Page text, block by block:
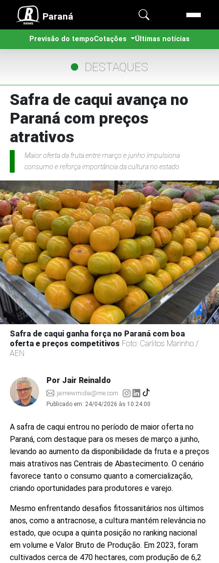
Paraná
Previsão do tempoCotações Últimas notícias
DESTAQUES
Safra de caqui avança no
Paraná com preços
atrativos
Maior oferta da fruta entre março e junho impulsiona
consumo e reforça importância da cultura no estado
Safra de caqui ganha força no Paraná com boa
oferta e preços competitivos Foto: Carlitos Marinho /
AEN
Por Jair Reinaldo
jairnewmidia@me.com
Publicado em: 24/04/2026 às 10:24:00
A safra de caqui entrou no período de maior oferta no
Paraná, com destaque para os meses de março a junho,
levando ao aumento da disponibilidade da fruta e a preços
mais atrativos nas Centrais de Abastecimento. O cenário
favorece tanto o consumo quanto a comercialização,
criando oportunidades para produtores e varejo.
Mesmo enfrentando desafios fitossanitários nos últimos
anos, como a antracnose, a cultura mantém relevância no
estado, que ocupa a quinta posição no ranking nacional
em volume e Valor Bruto de Produção. Em 2023, foram
cultivados cerca de 470 hectares, com produção de 6,2